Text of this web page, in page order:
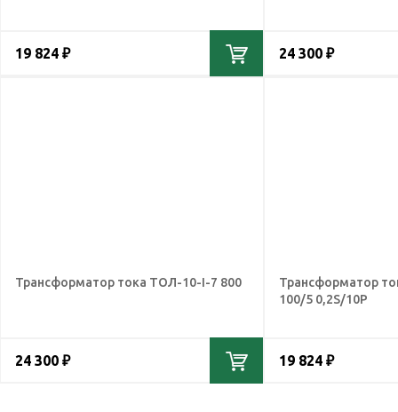
19 824 ₽ 24 300 ₽
Трансформатор тока ТОЛ-10-I-7 800
24 300 ₽
Трансформатор
100/5 0,2S/10Р
19 824 ₽